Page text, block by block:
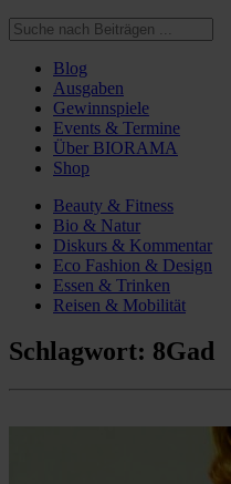
Blog
Ausgaben
Gewinnspiele
Events & Termine
Über BIORAMA
Shop
Beauty & Fitness
Bio & Natur
Diskurs & Kommentar
Eco Fashion & Design
Essen & Trinken
Reisen & Mobilität
Schlagwort: 8Gad